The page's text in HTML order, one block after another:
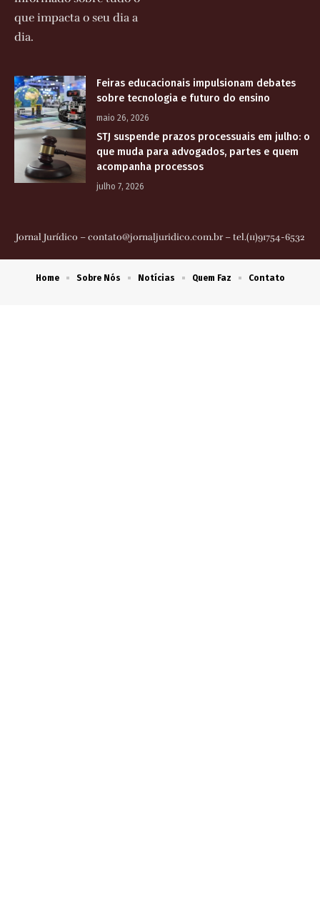
que impacta o seu dia a
dia.
Feiras educacionais impulsionam debates
sobre tecnologia e futuro do ensino
maio 26, 2026
STJ suspende prazos processuais em julho: o
que muda para advogados, partes e quem
acompanha processos
julho 7, 2026
Jornal Jurídico –contato@jornaljuridico.com.br– tel.(11)91754-6532
Home Sobre Nós Notícias Quem Faz Contato